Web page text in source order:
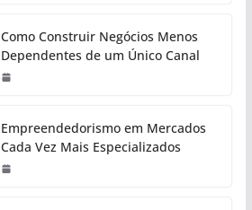
Como Construir Negócios Menos
Dependentes de um Único Canal
Empreendedorismo em Mercados
Cada Vez Mais Especializados